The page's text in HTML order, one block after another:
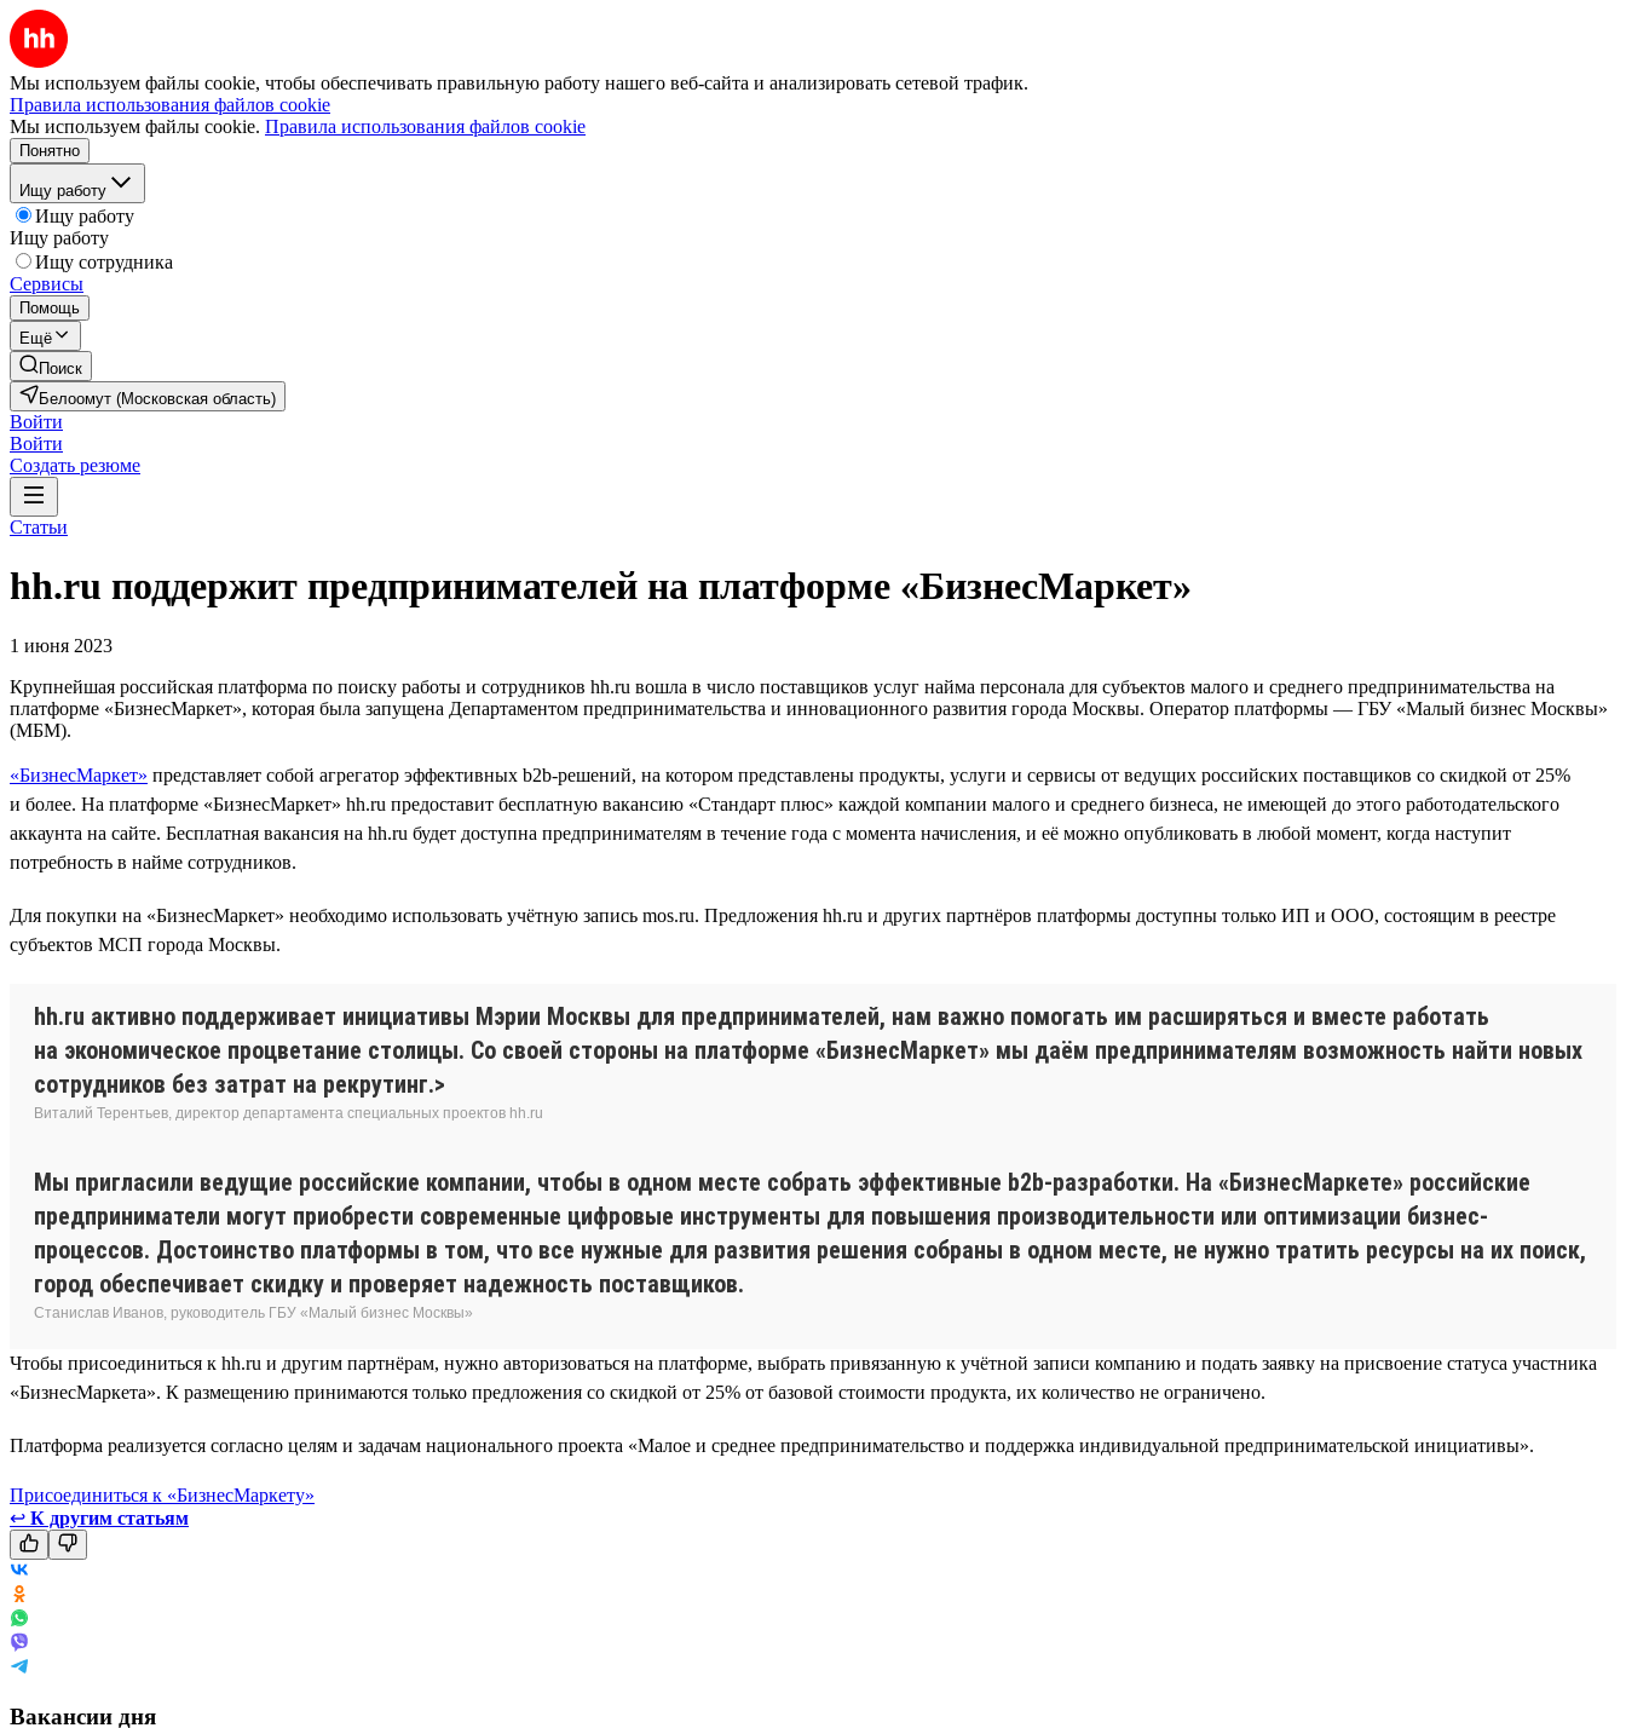
Мы используем файлы cookie, чтобы обеспечивать правильную работу нашего веб-сайта и анализировать сетевой трафик.
Правила использования файлов cookie
Мы используем файлы cookie. Правила использования файлов cookie
Понятно
Ищу работу
Ищу работу
Ищу работу
Ищу сотрудника
Сервисы
Помощь
Ещё
Поиск
Белоомут (Московская область)
Войти
Войти
Создать резюме
Статьи
hh.ru поддержит предпринимателей на платформе «БизнесМаркет»
1 июня 2023
Крупнейшая российская платформа по поиску работы и сотрудников hh.ru вошла в число поставщиков услуг найма персонала для субъектов малого и среднего предпринимательства на
платформе «БизнесМаркет», которая была запущена Департаментом предпринимательства и инновационного развития города Москвы. Оператор платформы — ГБУ «Малый бизнес Москвы»
(МБМ).
«БизнесМаркет» представляет собой агрегатор эффективных b2b-решений, на котором представлены продукты, услуги и сервисы от ведущих российских поставщиков со скидкой от 25%
и более. На платформе «БизнесМаркет» hh.ru предоставит бесплатную вакансию «Стандарт плюс» каждой компании малого и среднего бизнеса, не имеющей до этого работодательского
аккаунта на сайте. Бесплатная вакансия на hh.ru будет доступна предпринимателям в течение года с момента начисления, и её можно опубликовать в любой момент, когда наступит
потребность в найме сотрудников.
Для покупки на «БизнесМаркет» необходимо использовать учётную запись mos.ru. Предложения hh.ru и других партнёров платформы доступны только ИП и ООО, состоящим в реестре
субъектов МСП города Москвы.
hh.ru активно поддерживает инициативы Мэрии Москвы для предпринимателей, нам важно помогать им расширяться и вместе работать
на экономическое процветание столицы. Со своей стороны на платформе «БизнесМаркет» мы даём предпринимателям возможность найти новых
сотрудников без затрат на рекрутинг.>
Виталий Терентьев, директор департамента специальных проектов hh.ru
Мы пригласили ведущие российские компании, чтобы в одном месте собрать эффективные b2b-разработки. На «БизнесМаркете» российские
предприниматели могут приобрести современные цифровые инструменты для повышения производительности или оптимизации бизнес-
процессов. Достоинство платформы в том, что все нужные для развития решения собраны в одном месте, не нужно тратить ресурсы на их поиск,
город обеспечивает скидку и проверяет надежность поставщиков.
Станислав Иванов, руководитель ГБУ «Малый бизнес Москвы»
Чтобы присоединиться к hh.ru и другим партнёрам, нужно авторизоваться на платформе, выбрать привязанную к учётной записи компанию и подать заявку на присвоение статуса участника
«БизнесМаркета». К размещению принимаются только предложения со скидкой от 25% от базовой стоимости продукта, их количество не ограничено.
Платформа реализуется согласно целям и задачам национального проекта «Малое и среднее предпринимательство и поддержка индивидуальной предпринимательской инициативы».
Присоединиться к «БизнесМаркету»
↩ К другим статьям
Вакансии дня